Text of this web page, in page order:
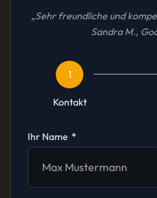
„Sehr freundliche und
Sandra M.,
1
Kontakt
Ihr Name